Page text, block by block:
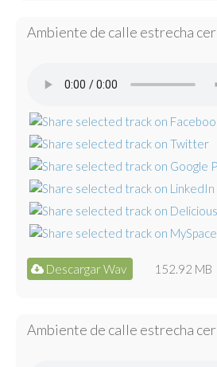
Ambiente de calle estrecha
Descargar Wav 152.92 MB
Ambiente de calle estrecha